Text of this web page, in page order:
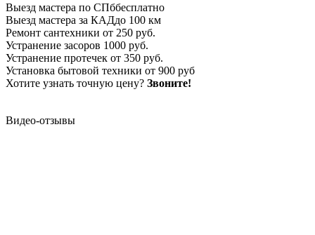
Выезд мастера по СПббесплатно
Выезд мастера за КАДдо 100 км
Ремонт сантехники от 250 руб.
Устранение засоров 1000 руб.
Устранение протечек от 350 руб.
Установка бытовой техники от 900 руб
Хотите узнать точную цену? Звоните!
Видео-отзывы